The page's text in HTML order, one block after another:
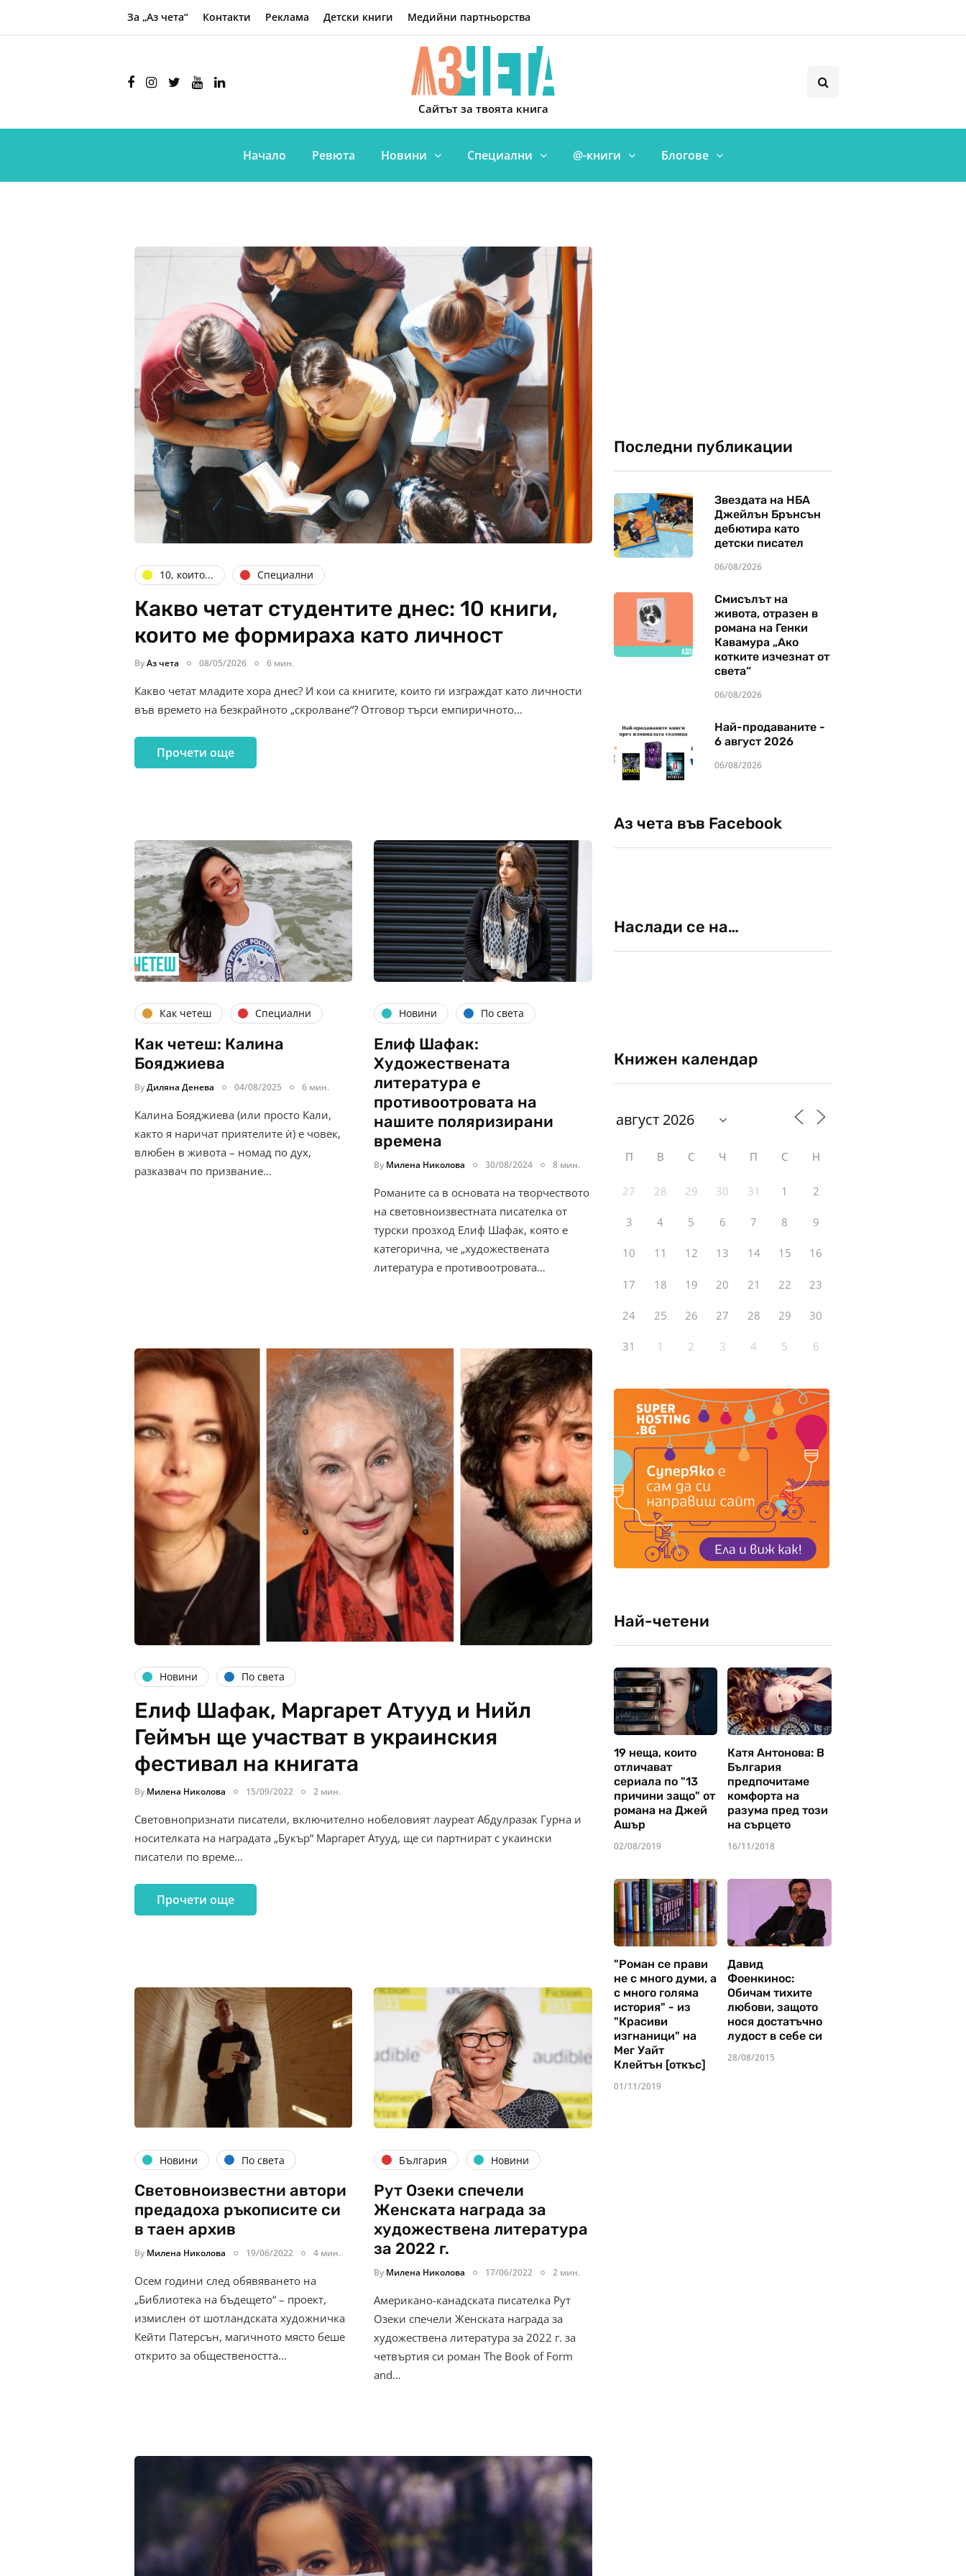
За „Аз чета“ Контакти Реклама Детски книги Медийни партньорства
Сайтът за твоята книга
Начало Ревюта Новини Специални @-книги Блогове
10, които... Специални
Какво четат студентите днес: 10 книги,
които ме формираха като личност
ByАз чета 08/05/2026 6 мин.
Какво четат младите хора днес? И кои са книгите, които ги изграждат като личности
във времето на безкрайното „скролване“? Отговор търси емпиричното…
Прочети още
Как четеш Специални
Как четеш: Калина
Бояджиева
ByДиляна Денева 04/08/2025 6 мин.
Калина Бояджиева (или просто Кали,
както я наричат приятелите ѝ) е човек,
влюбен в живота – номад по дух,
разказвач по призвание…
Новини По света
Елиф Шафак:
Художествената
литература е
противоотровата на
нашите поляризирани
времена
By Милена Николова 30/08/2024 8 мин.
Романите са в основата на творчеството
на световноизвестната писателка от
турски прозход Елиф Шафак, която е
категорична, че „художествената
литература е противоотровата…
Новини По света
Елиф Шафак, Маргарет Атууд и Нийл
Геймън ще участват в украинския
фестивал на книгата
By Милена Николова 15/09/2022 2 мин.
Световнопризнати писатели, включително нобеловият лауреат Абдулразак Гурна и
носителката на наградата „Букър“ Маргарет Атууд, ще си партнират с укаински
писатели по време…
Прочети още
Новини По света
Световноизвестни автори
предадоха ръкописите си
в таен архив
By Милена Николова 19/06/2022 4 мин.
Осем години след обявяването на
„Библиотека на бъдещето“ – проект,
измислен от шотландската художничка
Кейти Патерсън, магичното място беше
открито за обществеността…
България Новини
Рут Озеки спечели
Женската награда за
художествена литература
за 2022 г.
By Милена Николова 17/06/2022 2 мин.
Американо-канадската писателка Рут
Озеки спечели Женската награда за
художествена литература за 2022 г. за
четвъртия си роман The Book of Form
and…
Последни публикации
Звездата на НБА
Джейлън Брънсън
дебютира като
детски писател
06/08/2026
Смисълът на
живота, отразен в
романа на Генки
Кавамура „Ако
котките изчезнат от
света“
06/08/2026
Най-продаваните -
6 август 2026
06/08/2026
Аз чета във Facebook
Наслади се на…
Книжен календар
П В С Ч П С Н
27 28 29 30 31 1 2
3 4 5 6 7 8 9
10 11 12 13 14 15 16
17 18 19 20 21 22 23
24 25 26 27 28 29 30
31 1 2 3 4 5 6
Най-четени
19 неща, които
отличават
сериала по "13
причини защо" от
романа на Джей
Ашър
02/08/2019
Катя Антонова: В
България
предпочитаме
комфорта на
разума пред този
на сърцето
16/11/2018
"Роман се прави
не с много думи, а
с много голяма
история" - из
"Красиви
изгнаници" на
Мег Уайт
Клейтън [откъс]
01/11/2019
Давид
Фоенкинос:
Обичам тихите
любови, защото
нося достатъчно
лудост в себе си
28/08/2015